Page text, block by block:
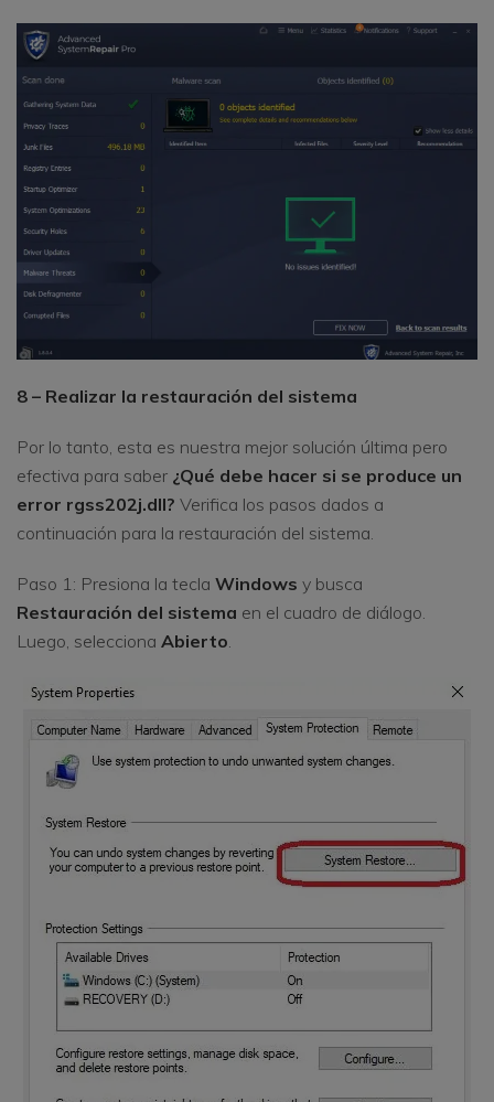
8 – Realizar la restauración del sistema
Por lo tanto, esta es nuestra mejor solución última pero
efectiva para saber ¿Qué debe hacer si se produce un
error rgss202j.dll? Verifica los pasos dados a
continuación para la restauración del sistema.
Paso 1: Presiona la tecla Windows y busca
Restauración del sistema en el cuadro de diálogo.
Luego, selecciona Abierto